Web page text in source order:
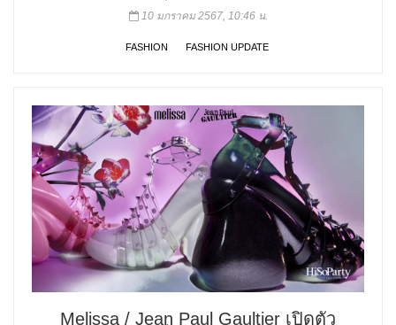
10 มกราคม 2567, 10:46 น.
FASHION FASHION UPDATE
Melissa / Jean Paul Gaultier เปิดตัว